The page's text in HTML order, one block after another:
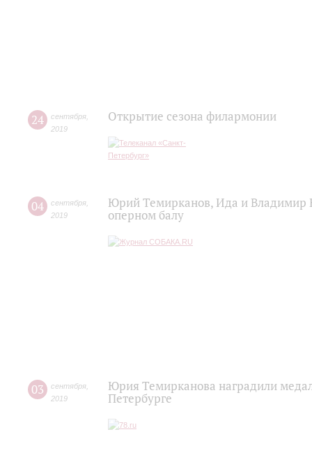
24 сентября
2019
Открытие сезона филармонии
04 сентября
2019
Юрий Темирканов, Ида и Владимир
оперном балу
03 сентября
2019
Юрия Темирканова наградили
Петербурге